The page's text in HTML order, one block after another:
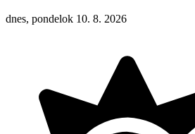
dnes, pondelok 10. 8. 2026